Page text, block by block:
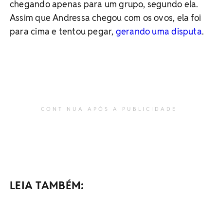
chegando apenas para um grupo, segundo ela.
Assim que Andressa chegou com os ovos, ela foi
para cima e tentou pegar, gerando uma disputa.
CONTINUA APÓS A PUBLICIDADE
LEIA TAMBÉM: